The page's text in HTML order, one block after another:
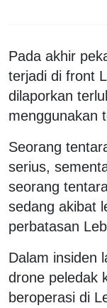
Pada akhir
terjadi di front
dilaporkan
menggunakan
Seorang
serius,
seorang
sedang akibat
perbatasan
Dalam insiden
drone peledak
beroperasi di